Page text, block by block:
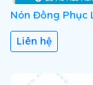
Nón Đồng Phục
Liên hệ